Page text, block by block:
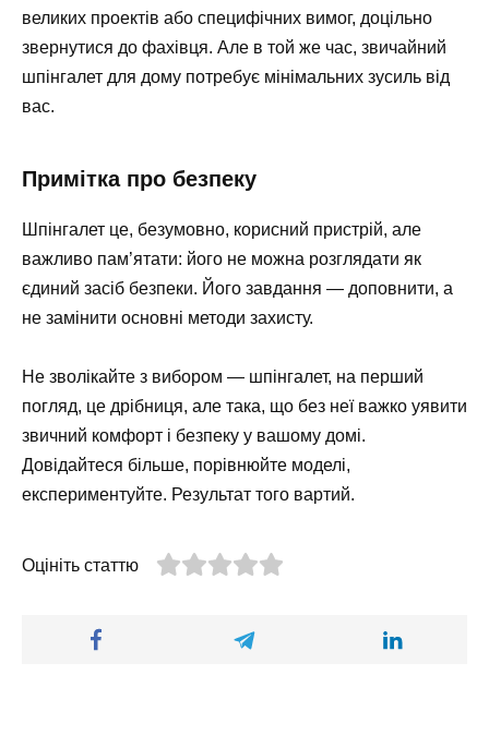
великих проектів або специфічних вимог, доцільно
звернутися до фахівця. Але в той же час, звичайний
шпінгалет для дому потребує мінімальних зусиль від
вас.
Примітка про безпеку
Шпінгалет це, безумовно, корисний пристрій, але
важливо пам’ятати: його не можна розглядати як
єдиний засіб безпеки. Його завдання — доповнити, а
не замінити основні методи захисту.
Не зволікайте з вибором — шпінгалет, на перший
погляд, це дрібниця, але така, що без неї важко уявити
звичний комфорт і безпеку у вашому домі.
Довідайтеся більше, порівнюйте моделі,
експериментуйте. Результат того вартий.
Оцініть статтю